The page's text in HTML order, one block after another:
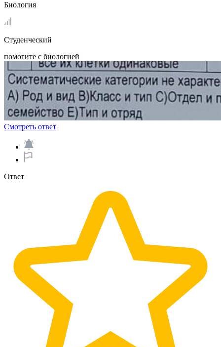
Биология
Студенческий
помогите с биологией
Смотреть ответ
Ответ